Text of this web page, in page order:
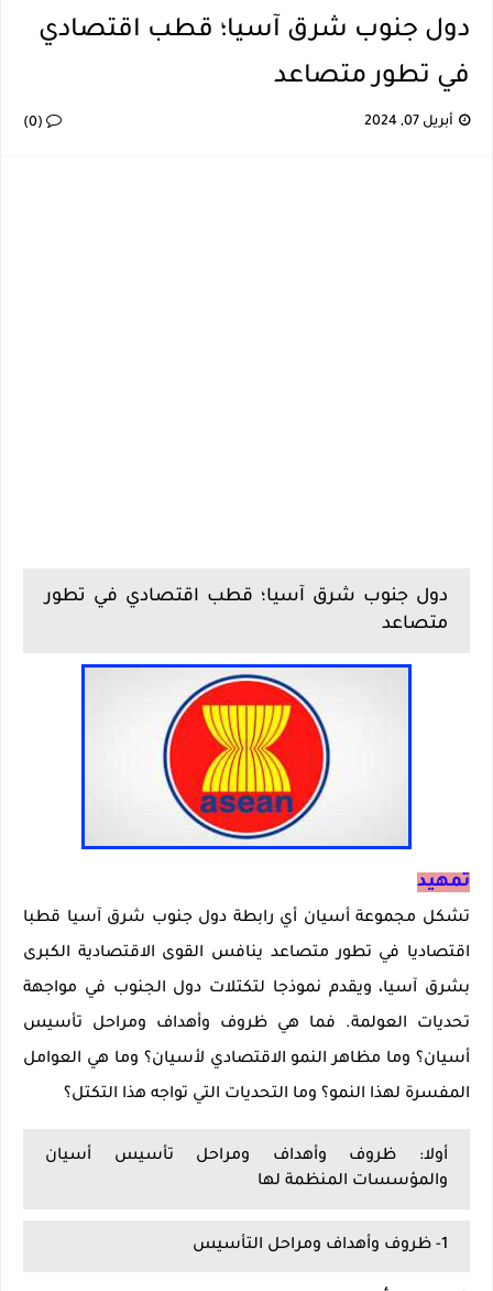
دول جنوب شرق آسيا؛ قطب اقتصادي
في تطور متصاعد
أبريل 07, 2024 (0)
دول جنوب شرق آسيا؛ قطب اقتصادي في تطور
متصاعد
تمهيد
تشكل مجموعة أسيان أي رابطة دول جنوب شرق آسيا قطبا
اقتصاديا في تطور متصاعد ينافس القوى الاقتصادية الكبرى
بشرق آسيا، ويقدم نموذجا لتكتلات دول الجنوب في مواجهة
تحديات العولمة. فما هي ظروف وأهداف ومراحل تأسيس
أسيان؟ وما مظاهر النمو الاقتصادي لأسيان؟ وما هي العوامل
المفسرة لهذا النمو؟ وما التحديات التي تواجه هذا التكتل؟
أولا: ظروف وأهداف ومراحل تأسيس أسيان
والمؤسسات المنظمة لها
1- ظروف وأهداف ومراحل التأسيس